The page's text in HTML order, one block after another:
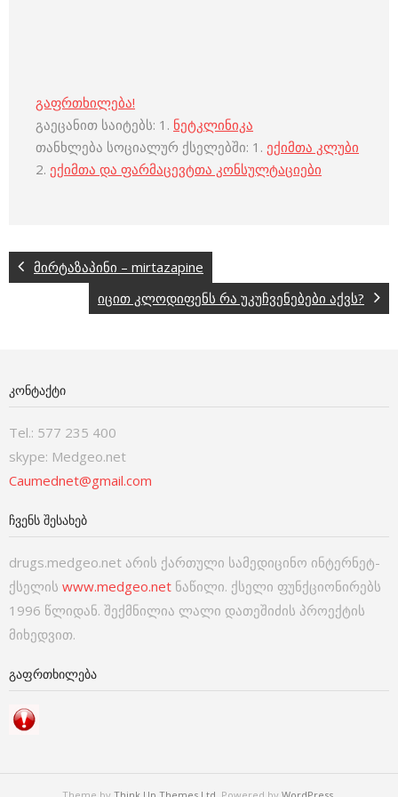
გაფრთხილება!
გაეცანით საიტებს: 1. ნეტკლინიკა
თანხლება სოციალურ ქსელებში: 1. ექიმთა კლუბი
2. ექიმთა და ფარმაცევტთა კონსულტაციები
მირტაზაპინი – mirtazapine
იცით კლოდიფენს რა უკუჩვენებები აქვს?
ᲙᲝᲜᲢᲐᲥᲢᲘ
Tel.: 577 235 400
skype: Medgeo.net
Caumednet@gmail.com
ᲩᲕᲔᲜᲡ ᲨᲔᲡᲐᲮᲔᲑ
drugs.medgeo.net არის ქართული სამედიცინო ინტერნეტ-
ქსელის www.medgeo.net ნაწილი. ქსელი ფუნქციონირებს
1996 წლიდან. შექმნილია ლალი დათეშიძის პროექტის
მიხედვით.
ᲒᲐᲤᲠᲗᲮᲘᲚᲔᲑᲐ